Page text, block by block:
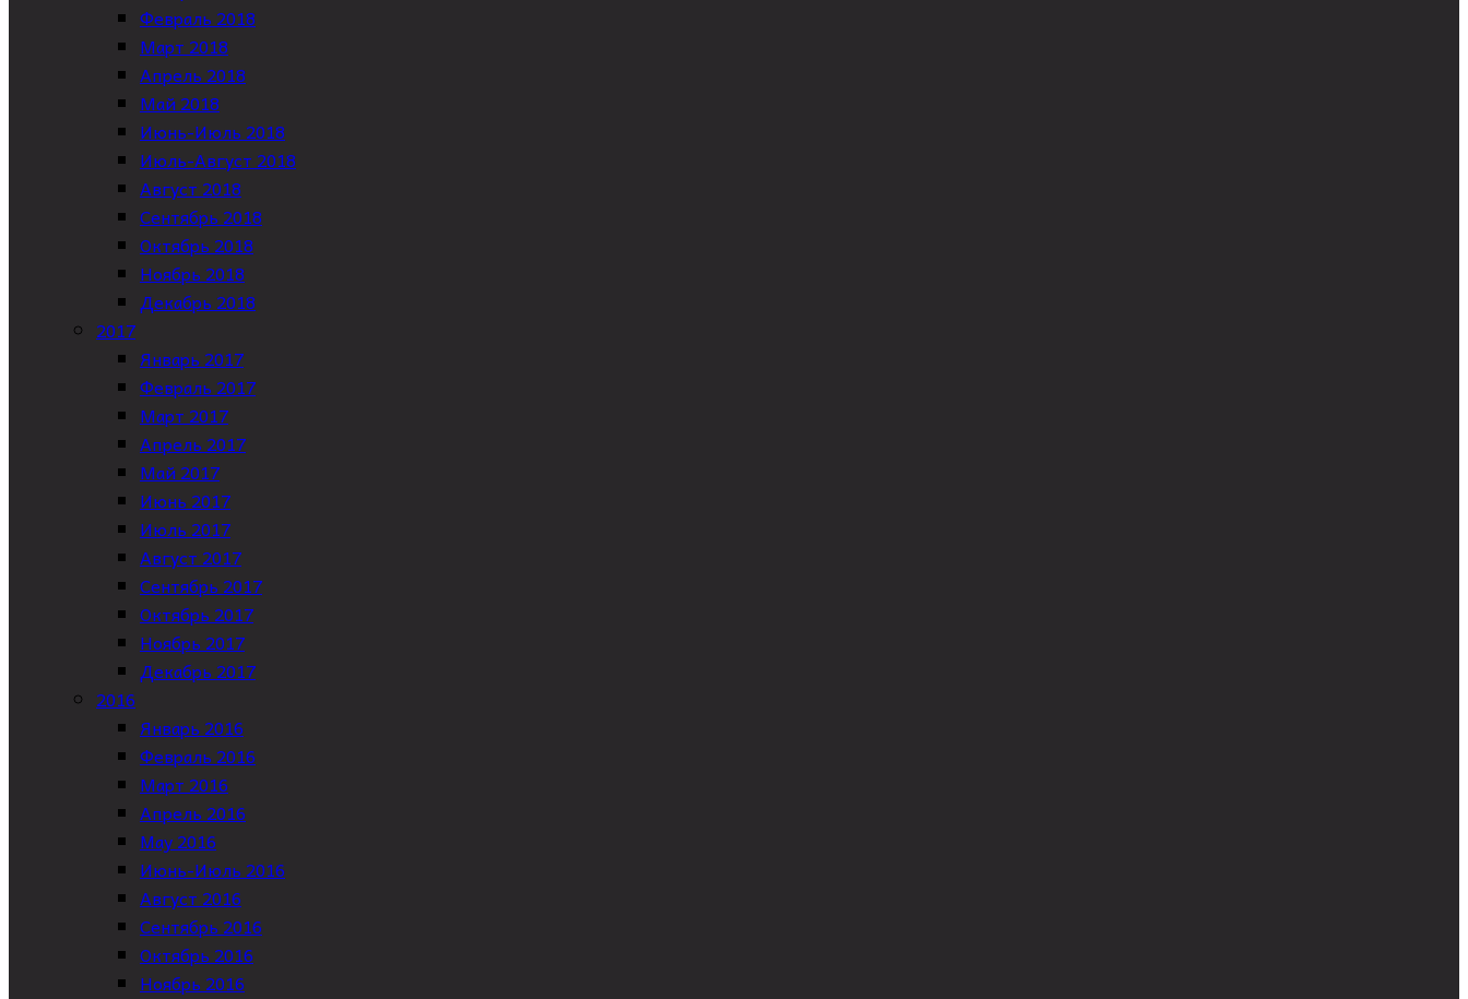
Февраль 2018
Март 2018
Апрель 2018
Май 2018
Июнь-Июль 2018
Июль-Август 2018
Август 2018
Сентябрь 2018
Октябрь 2018
Ноябрь 2018
Декабрь 2018
2017
Январь 2017
Февраль 2017
Март 2017
Апрель 2017
Май 2017
Июнь 2017
Июль 2017
Август 2017
Сентябрь 2017
Октябрь 2017
Ноябрь 2017
Декабрь 2017
2016
Январь 2016
Февраль 2016
Март 2016
Апрель 2016
May 2016
Июнь-Июль 2016
Август 2016
Сентябрь 2016
Октябрь 2016
Ноябрь 2016